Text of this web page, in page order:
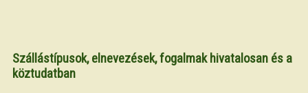
Szállástípusok, elnevezések, fogalmak hivatalosan és a
köztudatban